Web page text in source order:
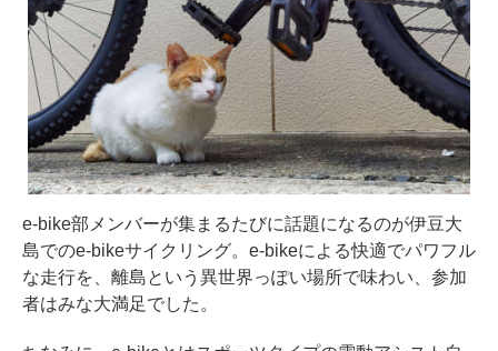
e-bike部メンバーが集まるたびに話題になるのが伊豆大
島でのe-bikeサイクリング。e-bikeによる快適でパワフル
な走行を、離島という異世界っぽい場所で味わい、参加
者はみな大満足でした。